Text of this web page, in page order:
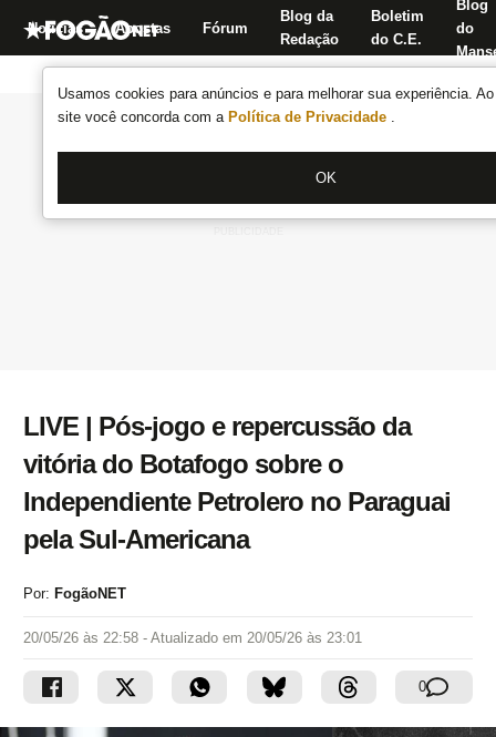
Usamos cookies para anúncios e para melhorar sua experiência.
site você concorda com a Política de Privacidade .
OK
Notícias Apostas Fórum
Blog da
Redação
Boletim
do C.E.
Blog
do
LIVE | Pós-jogo e repercussão da
vitória do Botafogo sobre o
Independiente Petrolero no Paraguai
pela Sul-Americana
Por: FogãoNET
20/05/26 às 22:58 - Atualizado em 20/05/26 às 23:01
0